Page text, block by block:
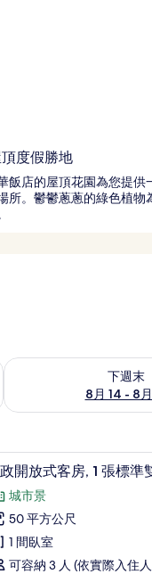
度假勝地
飯店的屋頂花園為您提供
所。鬱鬱蔥蔥的綠色植物
下週末
8月 14 - 8
查看下週末 (8月 14 - 8
6 開放式客房, 1 張標準
城市景
50 平方公尺
1 間臥室
可容納 3 人 (依實際入住